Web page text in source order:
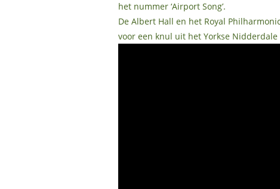
het nummer ‘Airport Song’.
De Albert Hall en het Royal
voor een knul uit het Yorkse